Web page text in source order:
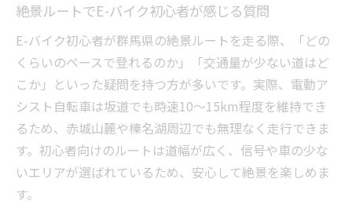
絶景ルートでE-バイク初心者が感じる質問
E-バイク初心者が群馬県の絶景ルートを走る際、「どの
くらいのペースで登れるのか」「交通量が少ない道はど
こか」といった疑問を持つ方が多いです。実際、電動ア
シスト自転車は坂道でも時速10〜15km程度を維持でき
るため、赤城山麓や榛名湖周辺でも無理なく走行できま
す。初心者向けのルートは道幅が広く、信号や車の少な
いエリアが選ばれているため、安心して絶景を楽しめま
す。